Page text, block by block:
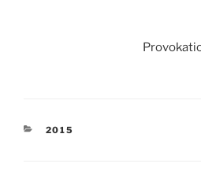
KATEGORIEN
2015